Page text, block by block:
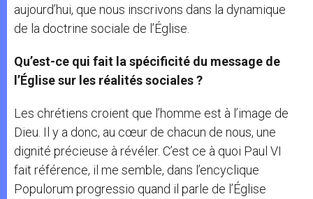
aujourd’hui, que nous inscrivons dans la dynamique
de la doctrine sociale de l’Église.
Qu’est-ce qui fait la spécificité du message de
l’Église sur les réalités sociales ?
Les chrétiens croient que l’homme est à l’image de
Dieu. Il y a donc, au cœur de chacun de nous, une
dignité précieuse à révéler. C’est ce à quoi Paul VI
fait référence, il me semble, dans l’encyclique
Populorum progressio quand il parle de l’Église